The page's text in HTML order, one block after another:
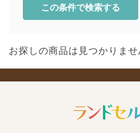
この条件で検索する
お探しの商品は見つかりませ